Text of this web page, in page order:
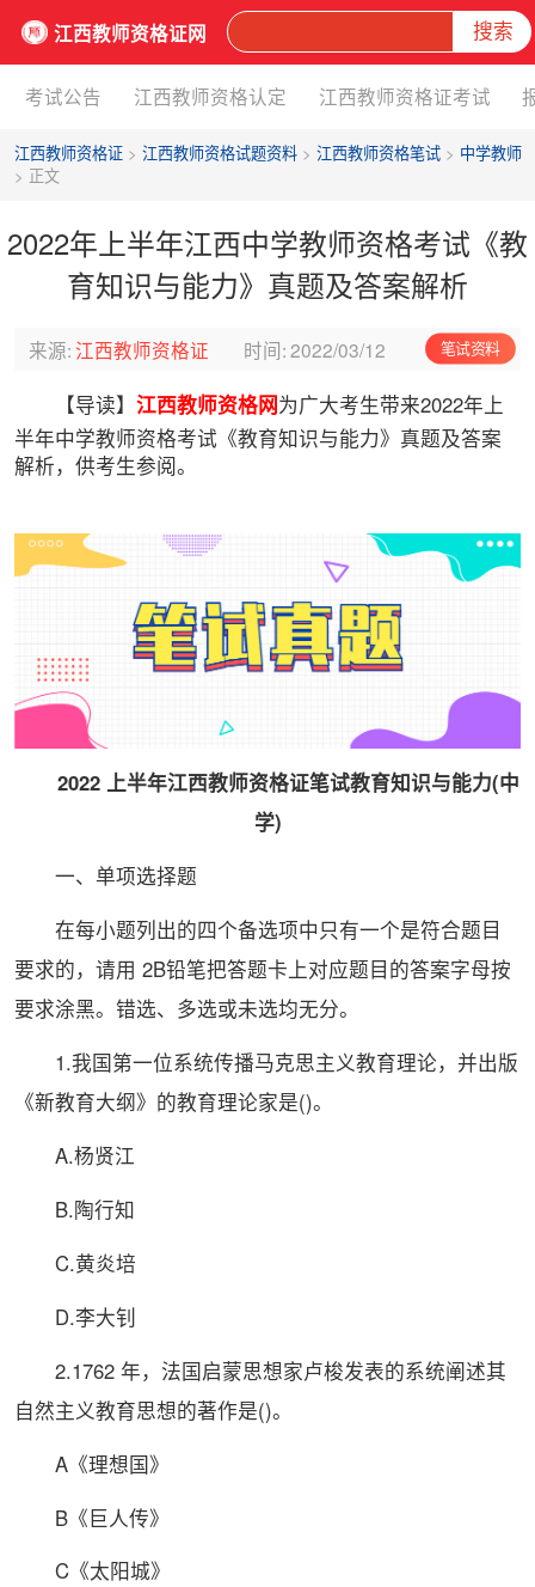
江西教师资格证网 搜索
考试公告 江西教师资格认定 江西教师资格证考试
江西教师资格证> 江西教师资格试题资料> 江西教师资格笔试> 中学教师
> 正文
2022年上半年江西中学教师资格考试《教
育知识与能力》真题及答案解析
来源: 江西教师资格证 时间:2022/03/12 笔试资料
【导读】 江西教师资格网为广大考生带来2022年上
半年中学教师资格考试《教育知识与能力》真题及答案
解析，供考生参阅。
2022 上半年江西教师资格证笔试教育知识与能力(中
学)
一、单项选择题
在每小题列出的四个备选项中只有一个是符合题目
要求的，请用 2B铅笔把答题卡上对应题目的答案字母按
要求涂黑。错选、多选或未选均无分。
1.我国第一位系统传播马克思主义教育理论，并出版
《新教育大纲》的教育理论家是()。
A.杨贤江
B.陶行知
C.黄炎培
D.李大钊
2.1762 年，法国启蒙思想家卢梭发表的系统阐述其
自然主义教育思想的著作是()。
A《理想国》
B《巨人传》
C《太阳城》